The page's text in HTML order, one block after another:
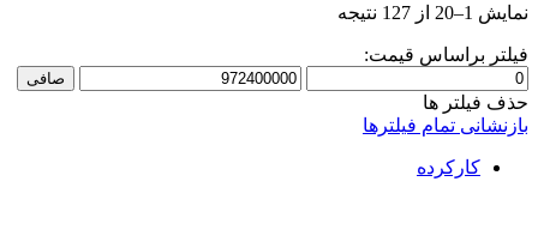
نمایش 1–20 از 127 نتیجه
to
فیلتر براساس قیمت:
حداقل
قیمت
حداكثر
صافی
حذف فیلتر ها
بازنشانی تمام فیلترها
کارکرده